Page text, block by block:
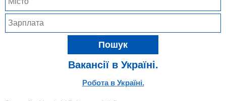
Пошук
Вакансії в Україні.
Робота в Україні.